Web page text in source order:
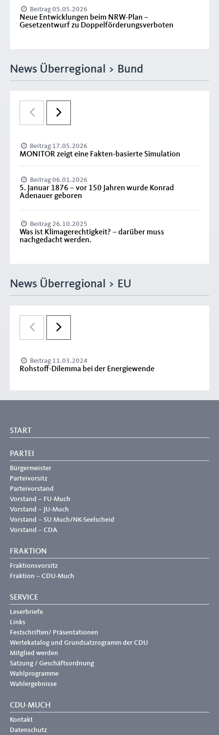
Beitrag 05.05.2026
Neue Entwicklungen beim NRW-Plan –
Gesetzentwurf zu Doppelförderungsverboten
News Überregional > Bund
Beitrag 17.05.2026
MONITOR zeigt eine Fakten-basierte Simulation
Beitrag 06.01.2026
5. Januar 1876 – vor 150 Jahren wurde Konrad
Adenauer geboren
Beitrag 26.10.2025
Was ist Klimagerechtigkeit? – darüber muss
nachgedacht werden.
News Überregional > EU
Beitrag 11.03.2024
Rohstoff-Dilemma bei der Energiewende
START
PARTEI
Bürgermeister
Parteivorsitz
Parteivorstand
Vorstand – FU-Much
Vorstand – JU-Much
Vorstand – SU Much/NK-Seelscheid
Vorstand – CDA
FRAKTION
Fraktionsvorsitz
Fraktion – CDU-Much
SERVICE
Leserbriefe
Links
Festschriften/ Präsentationen
Wertekatalog und Grundsatzrogramm der CDU
Mitglied werden
Satzung / Geschäftsordnung
Wahlprogramme
Wahlergebnisse
CDU-MUCH
Kontakt
Datenschutz